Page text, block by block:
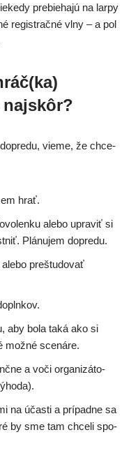
pre­bie­ha­jú na lar­py
regis­trač­né vlny – a pol
vie­me, že chce­
hrať.
ale­bo upra­viť si
Plánujem dopredu.
pre­štu­do­vať
aby bola taká ako si
mož­né scenáre.
a voči orga­ni­zá­to­
na účas­ti a prí­pad­ne sa
by sme tam chce­li spo­